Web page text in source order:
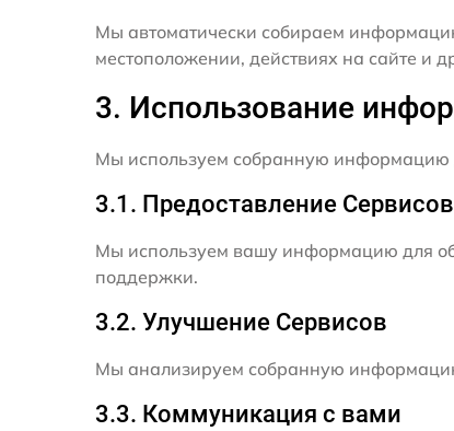
Мы автоматически собираем
местоположении, действиях на сайте и
3. Использование
Мы используем собранную информацию
3.1. Предоставление Сервисов
Мы используем вашу информацию для
поддержки.
3.2. Улучшение Сервисов
Мы анализируем собранную
3.3. Коммуникация с вами